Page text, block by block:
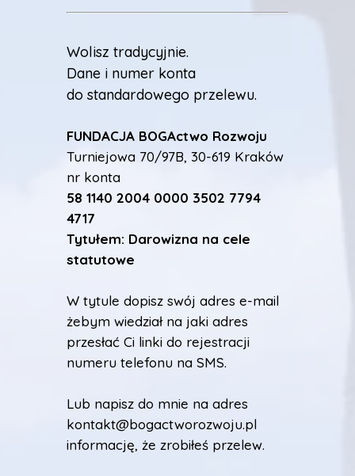
Wolisz tradycyjnie.
Dane i numer konta
do standardowego przelewu.
FUNDACJA BOGActwo Rozwoju
Turniejowa 70/97B, 30-619 Kraków
nr konta
58 1140 2004 0000 3502 7794
4717
Tytułem: Darowizna na cele
statutowe
W tytule dopisz swój adres e-mail
żebym wiedział na jaki adres
przesłać Ci linki do rejestracji
numeru telefonu na SMS.
Lub napisz do mnie na adres
kontakt@bogactworozwoju.pl
informację, że zrobiłeś przelew.